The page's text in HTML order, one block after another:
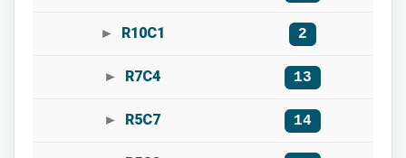
R10C1 2
R7C4 13
R5C7 14